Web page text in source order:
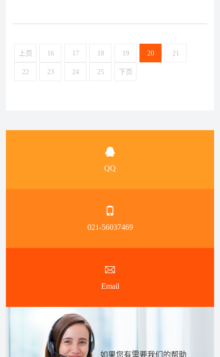
上页 16 17 18 19 20 21
22 23 24 25 下页
QQ
021-56037469
Email
如果您有需要我们的帮助